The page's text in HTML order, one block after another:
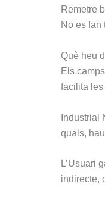
Remetre
No es fan
Què heu
Els
facilita les
Industrial
quals,
L’Usuari
indirecte,